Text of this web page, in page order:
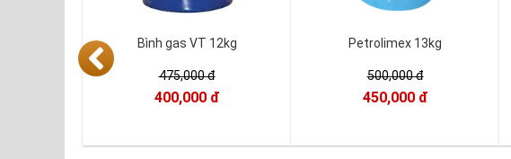
Bình gas VT 12kg
475,000 đ
400,000 đ
Petrolimex 13kg
500,000 đ
450,000 đ